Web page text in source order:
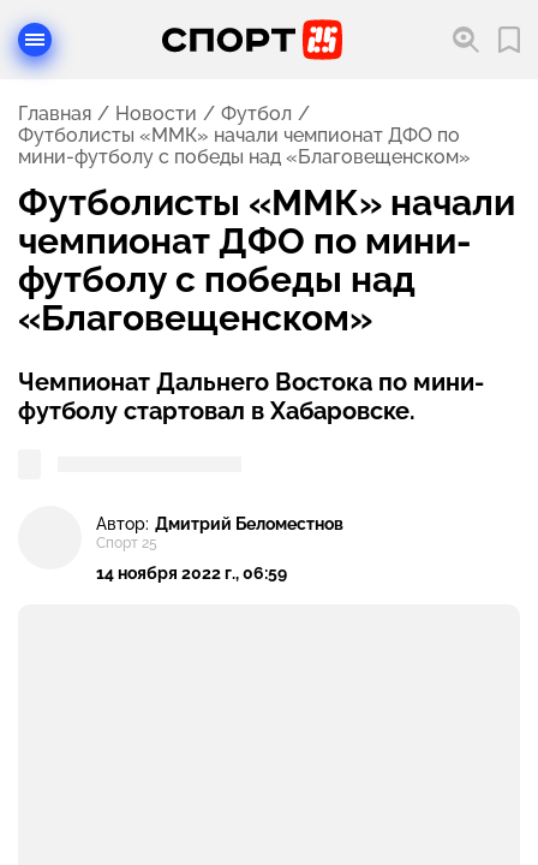
Главная Новости
Футбол
Футболисты «ММК» начали чемпионат ДФО по
мини-футболу с победы над «Благовещенском»
Футболисты «ММК» начали
чемпионат ДФО по мини-
футболу с победы над
«Благовещенском»
Чемпионат Дальнего Востока по мини-
футболу стартовал в Хабаровске.
Автор: Дмитрий Беломестнов
Спорт 25
14 ноября 2022 г., 06:59